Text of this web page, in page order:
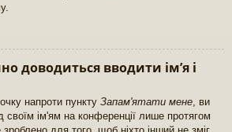
доводиться вводити ім’я і
напроти пункту Запам'ятати мене, ви
своїм ім'ям на конференції лише протягом